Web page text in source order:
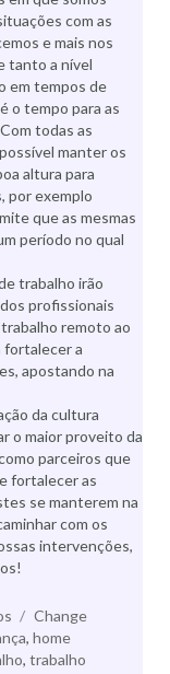
com as
e mais nos
tanto a nível
em tempos de
o tempo para as
todas as
manter os
altura para
por exemplo
que as mesmas
período no qual
trabalho irão
profissionais
remoto ao
fortalecer a
apostando na
da cultura
o maior proveito da
parceiros que
fortalecer as
se manterem na
com os
intervenções,
Etiquetas
Change
, home
, trabalho